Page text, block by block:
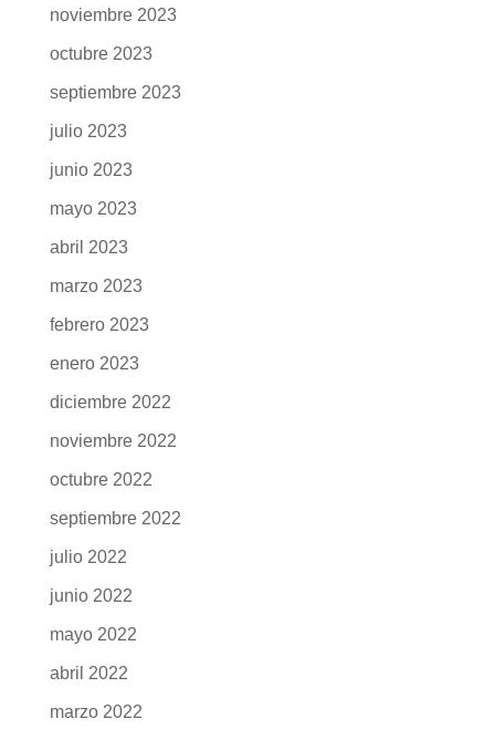
noviembre 2023
octubre 2023
septiembre 2023
julio 2023
junio 2023
mayo 2023
abril 2023
marzo 2023
febrero 2023
enero 2023
diciembre 2022
noviembre 2022
octubre 2022
septiembre 2022
julio 2022
junio 2022
mayo 2022
abril 2022
marzo 2022